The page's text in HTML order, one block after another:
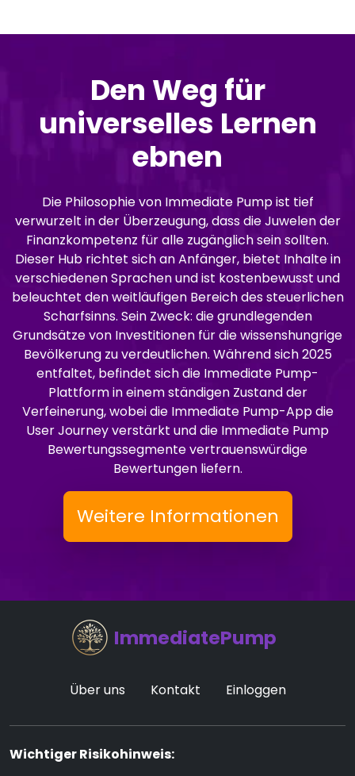
Den Weg für
universelles Lernen
ebnen
Die Philosophie von Immediate Pump ist tief
verwurzelt in der Überzeugung, dass die Juwelen der
Finanzkompetenz für alle zugänglich sein sollten.
Dieser Hub richtet sich an Anfänger, bietet Inhalte in
verschiedenen Sprachen und ist kostenbewusst und
beleuchtet den weitläufigen Bereich des steuerlichen
Scharfsinns. Sein Zweck: die grundlegenden
Grundsätze von Investitionen für die wissenshungrige
Bevölkerung zu verdeutlichen. Während sich 2025
entfaltet, befindet sich die Immediate Pump-
Plattform in einem ständigen Zustand der
Verfeinerung, wobei die Immediate Pump-App die
User Journey verstärkt und die Immediate Pump
Bewertungssegmente vertrauenswürdige
Bewertungen liefern.
Weitere Informationen
ImmediatePump
Über uns Kontakt Einloggen
Wichtiger Risikohinweis: